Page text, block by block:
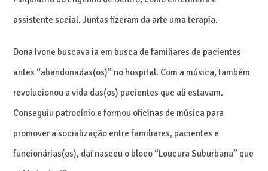
assistente social. Juntas fizeram da arte uma terapia.
Dona Ivone buscava ia em busca de familiares de pacientes
antes “abandonadas(os)” no hospital. Com a música, também
revolucionou a vida das(os) pacientes que ali estavam.
Conseguiu patrocínio e formou oficinas de música para
promover a socialização entre familiares, pacientes e
funcionárias(os), daí nasceu o bloco “Loucura Suburbana” que